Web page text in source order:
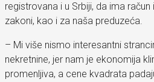
registrovana i u Srbiji, da ima
zakoni, kao i za naša preduzeća.
– Mi više nismo interesantni
nekretnine, jer nam je ekonomija
promenljiva, a cene kvadrata